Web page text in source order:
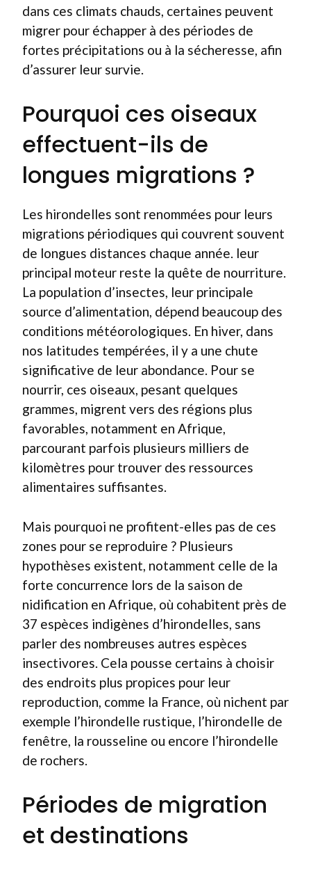
dans ces climats chauds, certaines peuvent
migrer pour échapper à des périodes de
fortes précipitations ou à la sécheresse, afin
d’assurer leur survie.
Pourquoi ces oiseaux
effectuent-ils de
longues migrations ?
Les hirondelles sont renommées pour leurs
migrations périodiques qui couvrent souvent
de longues distances chaque année. leur
principal moteur reste la quête de nourriture.
La population d’insectes, leur principale
source d’alimentation, dépend beaucoup des
conditions météorologiques. En hiver, dans
nos latitudes tempérées, il y a une chute
significative de leur abondance. Pour se
nourrir, ces oiseaux, pesant quelques
grammes, migrent vers des régions plus
favorables, notamment en Afrique,
parcourant parfois plusieurs milliers de
kilomètres pour trouver des ressources
alimentaires suffisantes.
Mais pourquoi ne profitent-elles pas de ces
zones pour se reproduire ? Plusieurs
hypothèses existent, notamment celle de la
forte concurrence lors de la saison de
nidification en Afrique, où cohabitent près de
37 espèces indigènes d’hirondelles, sans
parler des nombreuses autres espèces
insectivores. Cela pousse certains à choisir
des endroits plus propices pour leur
reproduction, comme la France, où nichent par
exemple l’hirondelle rustique, l’hirondelle de
fenêtre, la rousseline ou encore l’hirondelle
de rochers.
Périodes de migration
et destinations